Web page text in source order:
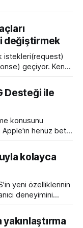
değiştirmek
istekleri(request)
geçiyor. Kendi
kütüphanelerle
yapmaya
bir özellik.
Desteği ile
konusunu
henüz beta
var. favicon,
yerimi kısmında
ikon dosyaları
kolayca
yeni özelliklerinin
deneyimini
özellikler. lightdark()
büyük sorun